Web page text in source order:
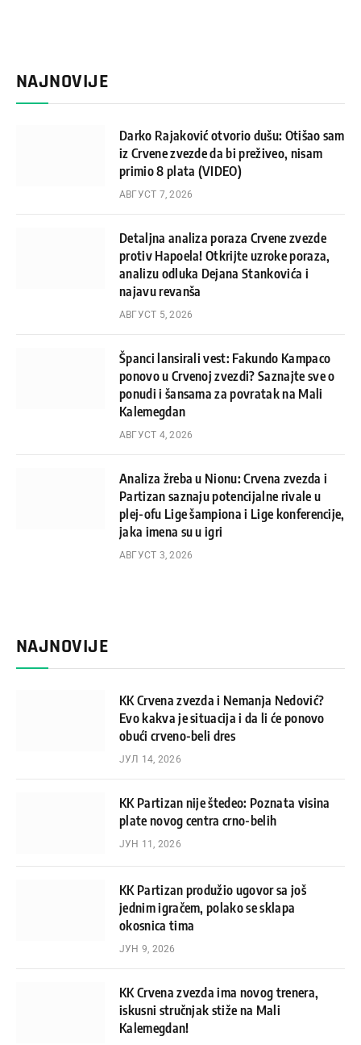
NAJNOVIJE
Darko Rajaković otvorio dušu: Otišao sam
iz Crvene zvezde da bi preživeo, nisam
primio 8 plata (VIDEO)
АВГУСТ 7, 2026
Detaljna analiza poraza Crvene zvezde
protiv Hapoela! Otkrijte uzroke poraza,
analizu odluka Dejana Stankovića i
najavu revanša
АВГУСТ 5, 2026
Španci lansirali vest: Fakundo Kampaco
ponovo u Crvenoj zvezdi? Saznajte sve o
ponudi i šansama za povratak na Mali
Kalemegdan
АВГУСТ 4, 2026
Analiza žreba u Nionu: Crvena zvezda i
Partizan saznaju potencijalne rivale u
plej-ofu Lige šampiona i Lige konferencije,
jaka imena su u igri
АВГУСТ 3, 2026
NAJNOVIJE
KK Crvena zvezda i Nemanja Nedović?
Evo kakva je situacija i da li će ponovo
obući crveno-beli dres
ЈУЛ 14, 2026
KK Partizan nije štedeo: Poznata visina
plate novog centra crno-belih
ЈУН 11, 2026
KK Partizan produžio ugovor sa još
jednim igračem, polako se sklapa
okosnica tima
ЈУН 9, 2026
KK Crvena zvezda ima novog trenera,
iskusni stručnjak stiže na Mali
Kalemegdan!